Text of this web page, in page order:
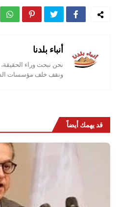
أنباء بلدنا
نحن نبحث وراء الحقيقة،
ونقف خلف مؤسسات
قد يهمك أيضاً